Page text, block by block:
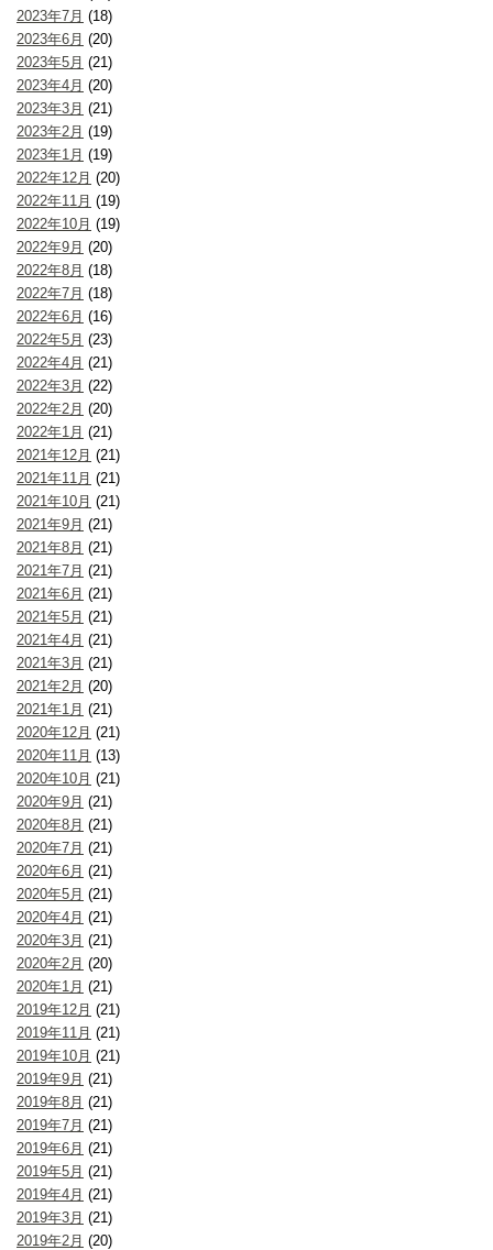
2023年7月 (18)
2023年6月 (20)
2023年5月 (21)
2023年4月 (20)
2023年3月 (21)
2023年2月 (19)
2023年1月 (19)
2022年12月 (20)
2022年11月 (19)
2022年10月 (19)
2022年9月 (20)
2022年8月 (18)
2022年7月 (18)
2022年6月 (16)
2022年5月 (23)
2022年4月 (21)
2022年3月 (22)
2022年2月 (20)
2022年1月 (21)
2021年12月 (21)
2021年11月 (21)
2021年10月 (21)
2021年9月 (21)
2021年8月 (21)
2021年7月 (21)
2021年6月 (21)
2021年5月 (21)
2021年4月 (21)
2021年3月 (21)
2021年2月 (20)
2021年1月 (21)
2020年12月 (21)
2020年11月 (13)
2020年10月 (21)
2020年9月 (21)
2020年8月 (21)
2020年7月 (21)
2020年6月 (21)
2020年5月 (21)
2020年4月 (21)
2020年3月 (21)
2020年2月 (20)
2020年1月 (21)
2019年12月 (21)
2019年11月 (21)
2019年10月 (21)
2019年9月 (21)
2019年8月 (21)
2019年7月 (21)
2019年6月 (21)
2019年5月 (21)
2019年4月 (21)
2019年3月 (21)
2019年2月 (20)